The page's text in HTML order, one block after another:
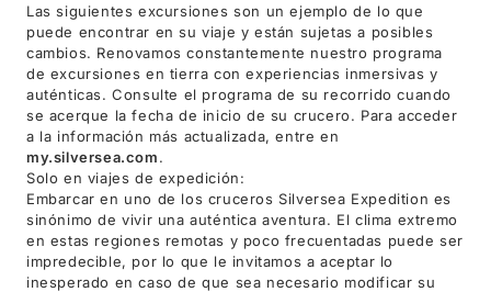
Las siguientes excursiones son un ejemplo de lo que
puede encontrar en su viaje y están sujetas a posibles
cambios. Renovamos constantemente nuestro programa
de excursiones en tierra con experiencias inmersivas y
auténticas. Consulte el programa de su recorrido cuando
se acerque la fecha de inicio de su crucero. Para acceder
a la información más actualizada, entre en
my.silversea.com.
Solo en viajes de expedición:
Embarcar en uno de los cruceros Silversea Expedition es
sinónimo de vivir una auténtica aventura. El clima extremo
en estas regiones remotas y poco frecuentadas puede ser
impredecible, por lo que le invitamos a aceptar lo
inesperado en caso de que sea necesario modificar su